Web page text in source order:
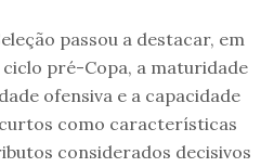
passou a destacar, em
pré-Copa, a maturidade
ofensiva e a capacidade
como características
considerados decisivos